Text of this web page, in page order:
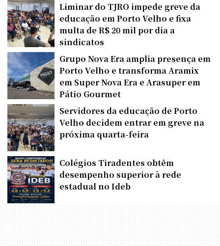
Liminar do TJRO impede greve da
educação em Porto Velho e fixa
multa de R$ 20 mil por dia a
sindicatos
Grupo Nova Era amplia presença em
Porto Velho e transforma Aramix
em Super Nova Era e Arasuper em
Pátio Gourmet
Servidores da educação de Porto
Velho decidem entrar em greve na
próxima quarta-feira
Colégios Tiradentes obtêm
desempenho superior à rede
estadual no Ideb